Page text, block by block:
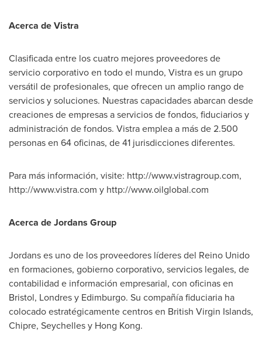
Acerca de Vistra
Clasificada entre los cuatro mejores proveedores de
servicio corporativo en todo el mundo, Vistra es un grupo
versátil de profesionales, que ofrecen un amplio rango de
servicios y soluciones. Nuestras capacidades abarcan desde
creaciones de empresas a servicios de fondos, fiduciarios y
administración de fondos. Vistra emplea a más de 2.500
personas en 64 oficinas, de 41 jurisdicciones diferentes.
Para más información, visite: http://www.vistragroup.com,
http://www.vistra.com y http://www.oilglobal.com
Acerca de Jordans Group
Jordans es uno de los proveedores líderes del Reino Unido
en formaciones, gobierno corporativo, servicios legales, de
contabilidad e información empresarial, con oficinas en
Bristol, Londres y Edimburgo. Su compañía fiduciaria ha
colocado estratégicamente centros en British Virgin Islands,
Chipre, Seychellesy Hong Kong.